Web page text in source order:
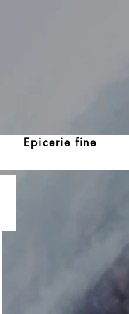
Epicerie fine